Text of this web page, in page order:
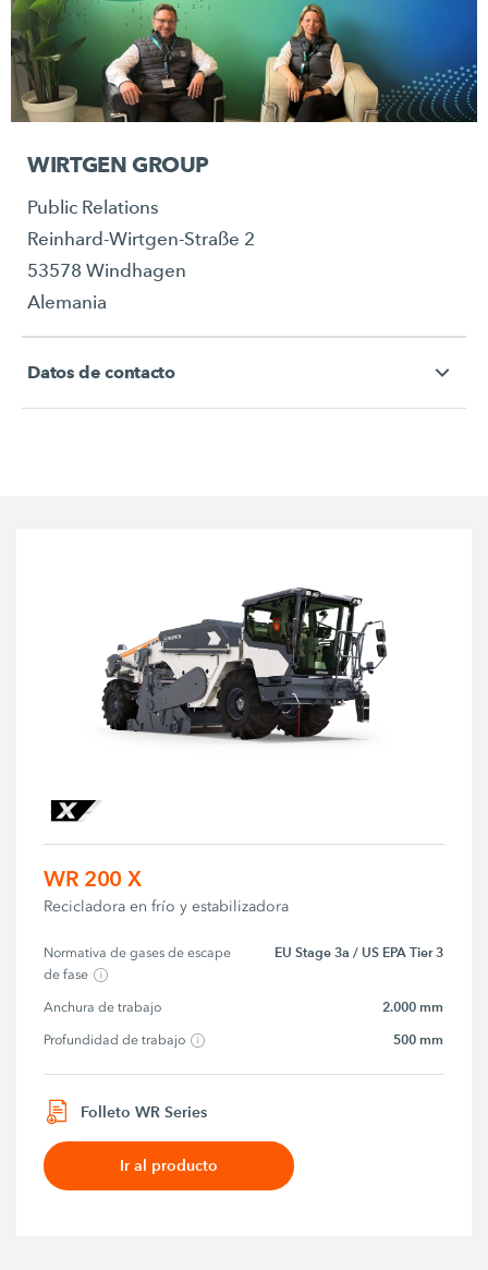
WIRTGEN GROUP
Public Relations
Reinhard-Wirtgen-Straße 2
53578 Windhagen
Alemania
Datos de contacto
WR 200 X
Recicladora en frío y estabilizadora
Normativa de gases de escape
de fase
EU Stage 3a / US EPA Tier 3
Anchura de trabajo 2.000 mm
Profundidad de trabajo 500 mm
Folleto WR Series
Ir al producto